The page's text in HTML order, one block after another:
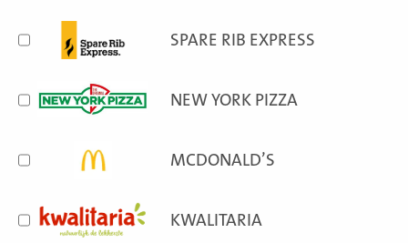
SPARE RIB EXPRESS
NEW YORK PIZZA
MCDONALD’S
KWALITARIA